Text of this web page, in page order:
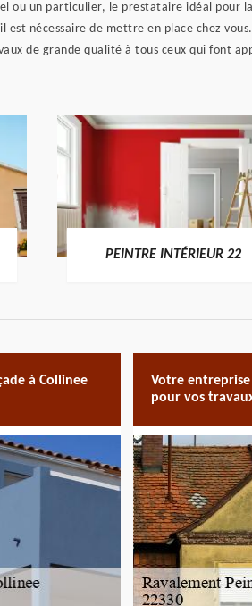
ou un particulier, le prestataire idéal pour
est nécessaire de mettre en place chez
de grande qualité à tous ceux qui font
PEINTRE INTÉRIEUR 22
à Collinee
Votre
pour vos